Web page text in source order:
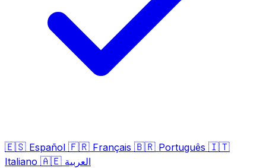
🇪🇸 Español 🇫🇷 Français 🇧🇷 Português 🇮🇹
Italiano 🇦🇪 العربية